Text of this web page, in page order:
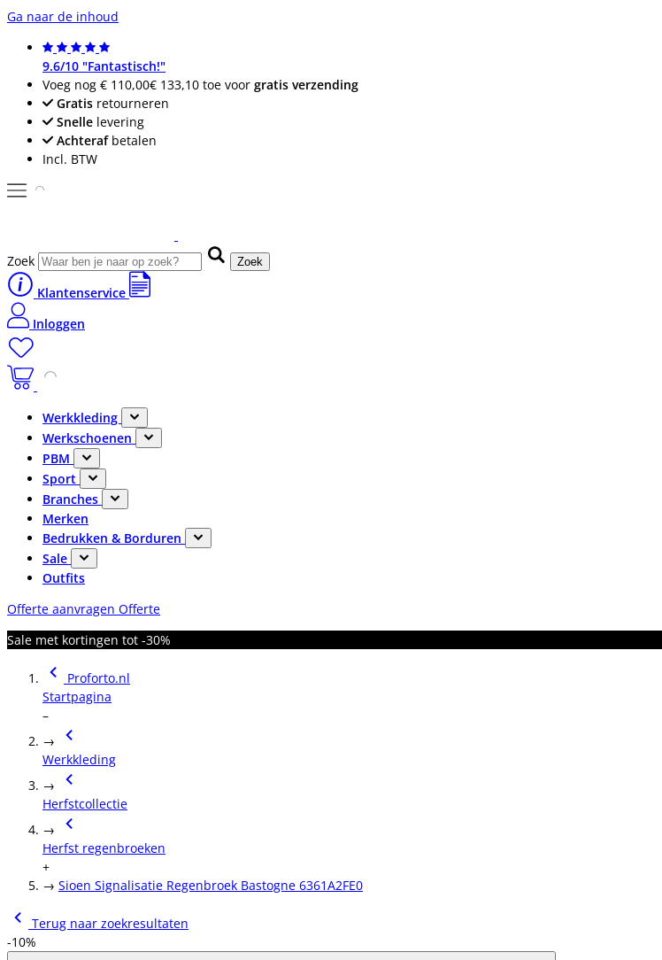
Ga naar de inhoud
9.6/10 "Fantastisch!"
Voeg nog € 110,00€ 133,10 toe voor gratis verzending
Gratis retourneren
Snelle levering
Achterafbetalen
Incl. BTW
Zoek Zoek
Klantenservice
Inloggen
Werkkleding
Werkschoenen
PBM
Sport
Branches
Merken
Bedrukken & Borduren
Sale
Outfits
Offerte aanvragen Offerte
Sale met kortingen tot -30%
Proforto.nl
Startpagina
–
→
Werkkleding
→
Herfstcollectie
→
Herfst regenbroeken
+
→ Sioen Signalisatie Regenbroek Bastogne 6361A2FE0
Terug naar zoekresultaten
-10%